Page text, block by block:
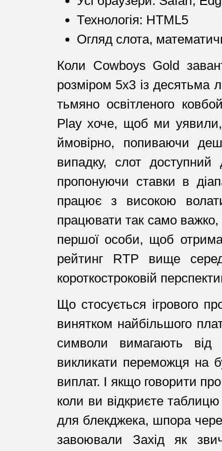
Технологія: HTML5
Огляд слота,
Коли Cowboys Gold
розміром 5х3 із десятьма
тьмяно освітленого
Play хоче, щоб ми
ймовірно, попиваючи
випадку, слот
пропонуючи ставки в
працює з високою
працювати так само
першої особи, щоб
рейтинг RTP вище
короткостроковій
Що стосується ігрового
винятком найбільшого
символи вимагають
викликати переможця на
виплат. І якщо говорити
коли ви відкриєте
для блекджека, шпора
завоювали Захід як